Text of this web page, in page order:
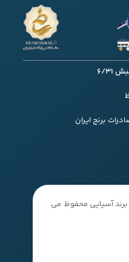
31
برنج ایران
آسیایی محفوظ می